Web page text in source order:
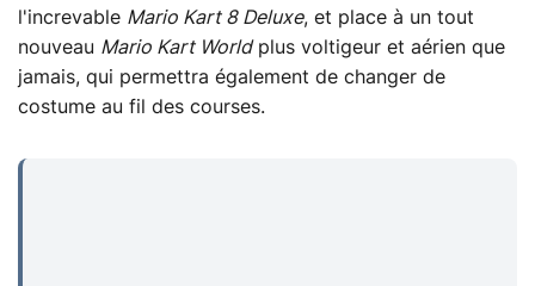
l'increvable Mario Kart 8 Deluxe, et place à un tout
nouveau Mario Kart Worldplus voltigeur et aérien que
jamais, qui permettra également de changer de
costume au fil des courses.